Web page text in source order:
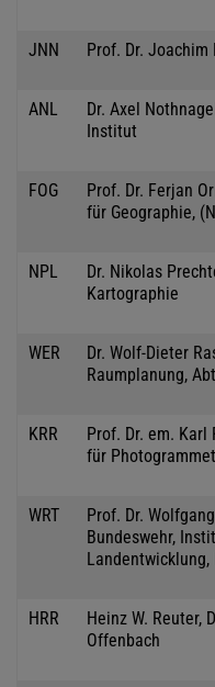
JNN Prof. Dr. Joachim
ANL
Dr. Axel
Institut
FOG
Prof. Dr. Ferjan
für Geographie,
NPL
Dr. Nikolas
Kartographie
WER
Dr. Wolf-Dieter
Raumplanung,
KRR
Prof. Dr. em. Karl
für
WRT
Prof. Dr.
Bundeswehr,
Landentwicklung,
HRR
Heinz W. Reuter,
Offenbach